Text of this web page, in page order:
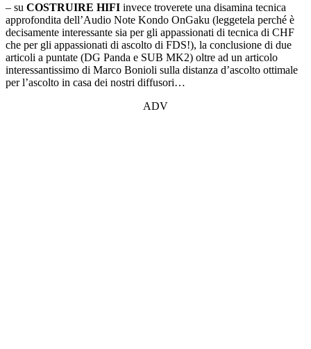
– su COSTRUIRE HIFI invece troverete una disamina tecnica
approfondita dell’Audio Note Kondo OnGaku (leggetela perché è
decisamente interessante sia per gli appassionati di tecnica di CHF
che per gli appassionati di ascolto di FDS!), la conclusione di due
articoli a puntate (DG Panda e SUB MK2) oltre ad un articolo
interessantissimo di Marco Bonioli sulla distanza d’ascolto ottimale
per l’ascolto in casa dei nostri diffusori…
ADV